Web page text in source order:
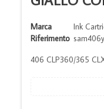
Marca
Ink
Riferimento
406 CLP360/365